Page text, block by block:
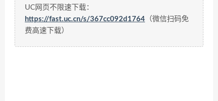
UC网页不限速下载：
https://fast.uc.cn/s/367cc092d1764 （微信扫码免
费高速下载）